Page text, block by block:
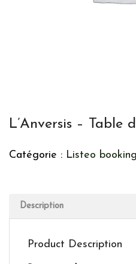
L’Anversis – Table
Catégorie : Listeo booking
Description
Product Description